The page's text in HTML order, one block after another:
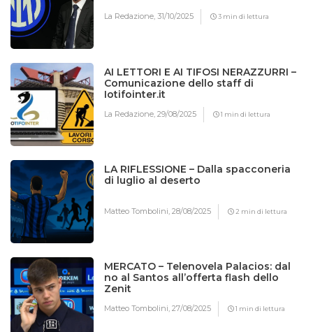
La Redazione,31/10/2025 3 min di lettura
AI LETTORI E AI TIFOSI NERAZZURRI –
Comunicazione dello staff di
Iotifointer.it
La Redazione,29/08/2025 1 min di lettura
LA RIFLESSIONE – Dalla spacconeria
di luglio al deserto
Matteo Tombolini,28/08/2025 2 min di lettura
MERCATO – Telenovela Palacios: dal
no al Santos all’offerta flash dello
Zenit
Matteo Tombolini,27/08/2025 1 min di lettura